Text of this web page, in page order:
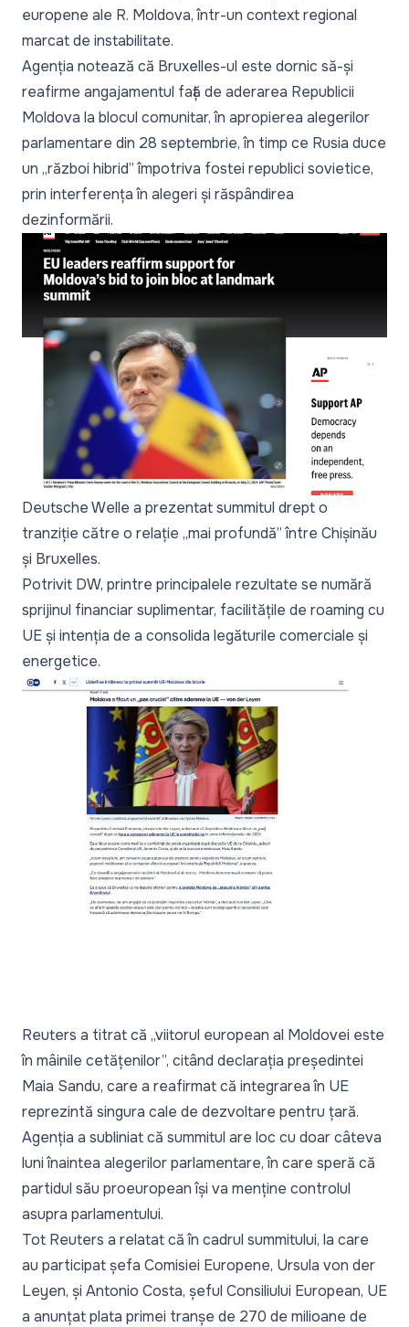
europene ale R. Moldova, într-un context regional
marcat de instabilitate.
Agenția notează că Bruxelles-ul este dornic să-și
reafirme angajamentul față de aderarea Republicii
Moldova la blocul comunitar, în apropierea alegerilor
parlamentare din 28 septembrie, în timp ce Rusia duce
un „război hibrid” împotriva fostei republici sovietice,
prin interferența în alegeri și răspândirea
dezinformării.
Deutsche Welle a prezentat summitul drept o
tranziție către o relație „mai profundă” între Chișinău
și Bruxelles.
Potrivit DW, printre principalele rezultate se numără
sprijinul financiar suplimentar, facilitățile de roaming cu
UE și intenția de a consolida legăturile comerciale și
energetice.
Reuters a titrat că „viitorul european al Moldovei este
în mâinile cetățenilor”, citând declarația președintei
Maia Sandu, care a reafirmat că integrarea în UE
reprezintă singura cale de dezvoltare pentru țară.
Agenția a subliniat că summitul are loc cu doar câteva
luni înaintea alegerilor parlamentare, în care speră că
partidul său proeuropean își va menține controlul
asupra parlamentului.
Tot Reuters a relatat că în cadrul summitului, la care
au participat șefa Comisiei Europene, Ursula von der
Leyen, și Antonio Costa, șeful Consiliului European, UE
a anunțat plata primei tranșe de 270 de milioane de